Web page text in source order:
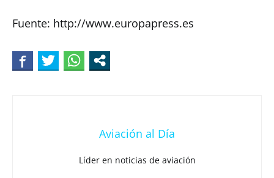
Fuente: http://www.europapress.es
Aviación al Día
Líder en noticias de aviación